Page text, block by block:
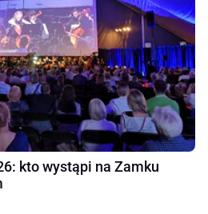
kto wystąpi na Zamku